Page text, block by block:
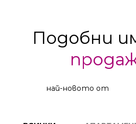
Подобни
най-новото от